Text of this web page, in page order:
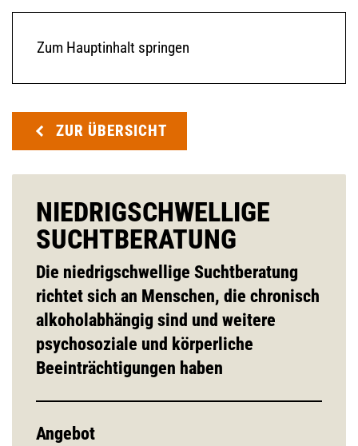
Zum Hauptinhalt springen
ZUR ÜBERSICHT
NIEDRIGSCHWELLIGE
SUCHTBERATUNG
Die niedrigschwellige Suchtberatung
richtet sich an Menschen, die chronisch
alkoholabhängig sind und weitere
psychosoziale und körperliche
Beeinträchtigungen haben
Angebot